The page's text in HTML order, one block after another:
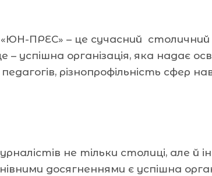
ПРЕС» – це сучасний столичний
– успішна організація, яка надає
різнопрофільність сфер
не тільки столиці, але й
досягненнями є успішна